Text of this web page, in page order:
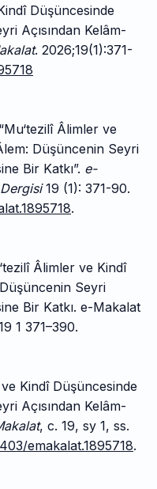
Düşüncesinde
Açısından Kelâm-
. 2026;19(1):371-
Âlimler ve
Düşüncenin Seyri
Bir Katkı”. e-
19 (1): 371-90.
.
Âlimler ve Kindî
Seyri
Bir Katkı. e-Makalat
1 371–390.
Kindî Düşüncesinde
Açısından Kelâm-
, c. 19, sy 1, ss.
emakalat.1895718.